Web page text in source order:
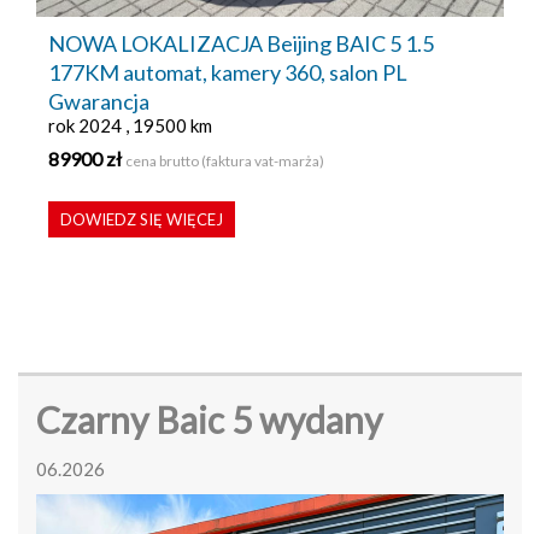
NOWA LOKALIZACJA Beijing BAIC 5 1.5
177KM automat, kamery 360, salon PL
Gwarancja
rok 2024 , 19500 km
89900 zł cena brutto (faktura vat-marża)
DOWIEDZ SIĘ WIĘCEJ
Czarny Baic 5 wydany
06.2026